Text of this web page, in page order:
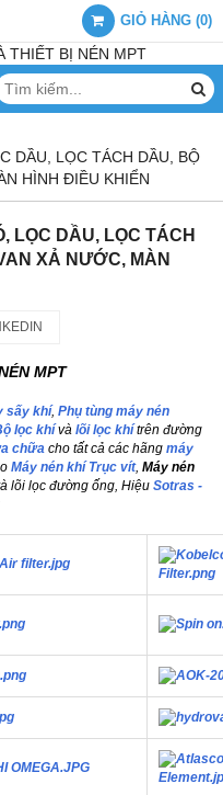
GIỎ HÀNG (0)
DẦU, LỌC TÁCH DẦU, BỘ
HÌNH ĐIỀU KHIỂN
LỌC DẦU, LỌC TÁCH
XẢ NƯỚC, MÀN
MPT
sấy khí, Phụ tùng máy nén
lọc khívà lõi lọc khítrên đường
chữa cho tất cả các hãng máy
Máy nén khí Trục vít, Máy nén
lõi lọc đường ống, Hiệu Sotras -